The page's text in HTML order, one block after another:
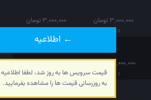
3,000,000 تومان 3,000,000 تومان
35,000,000 تومان 35,000,000 تومان
1 سال
← اطلاعیه
قیمت سرویس ها به روز شد، لطفا اطلاعیه
به روزرسانی قیمت ها را مشاهده بفرمایید.